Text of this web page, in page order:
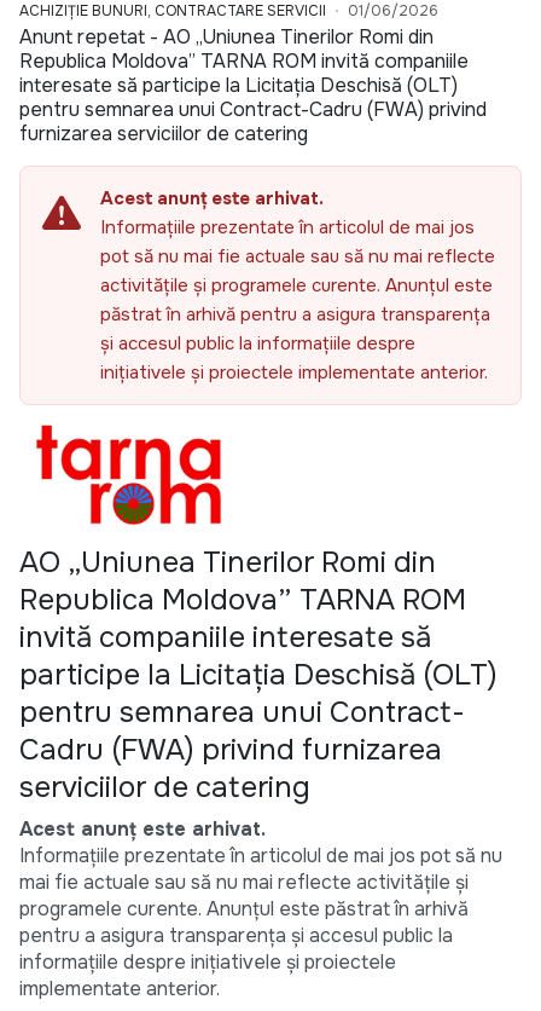
ACHIZIȚIE BUNURI, CONTRACTARE SERVICII 01/06/2026
Anunt repetat - AO „Uniunea Tinerilor Romi din
Republica Moldova” TARNA ROM invită companiile
interesate să participe la Licitația Deschisă (OLT)
pentru semnarea unui Contract-Cadru (FWA) privind
furnizarea serviciilor de catering
Acest anunț este arhivat.
Informațiile prezentate în articolul de mai jos
pot să nu mai fie actuale sau să nu mai reflecte
activitățile și programele curente. Anunțul este
păstrat în arhivă pentru a asigura transparența
și accesul public la informațiile despre
inițiativele și proiectele implementate anterior.
AO „Uniunea Tinerilor Romi din
Republica Moldova” TARNA ROM
invită companiile interesate să
participe la Licitația Deschisă (OLT)
pentru semnarea unui Contract-
Cadru (FWA) privind furnizarea
serviciilor de catering
Acest anunț este arhivat.
Informațiile prezentate în articolul de mai jos pot să nu
mai fie actuale sau să nu mai reflecte activitățile și
programele curente. Anunțul este păstrat în arhivă
pentru a asigura transparența și accesul public la
informațiile despre inițiativele și proiectele
implementate anterior.